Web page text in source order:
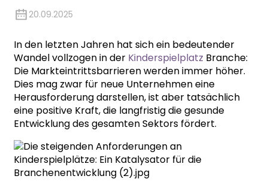
20.09.2025
In den letzten Jahren hat sich ein bedeutender
Wandel vollzogen in der Kinderspielplatz Branche:
Die Markteintrittsbarrieren werden immer höher.
Dies mag zwar für neue Unternehmen eine
Herausforderung darstellen, ist aber tatsächlich
eine positive Kraft, die langfristig die gesunde
Entwicklung des gesamten Sektors fördert.